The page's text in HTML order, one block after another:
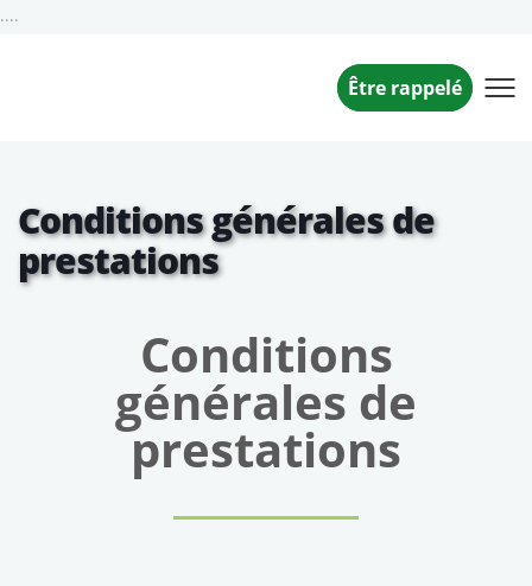
....
Être rappelé
Conditions générales de
prestations
Conditions
générales de
prestations